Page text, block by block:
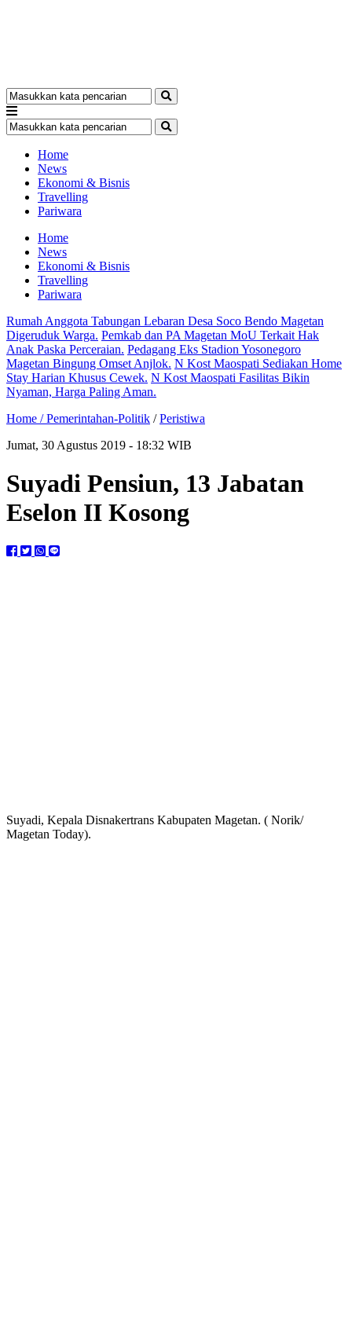
Home
News
Ekonomi & Bisnis
Travelling
Pariwara
Home
News
Ekonomi & Bisnis
Travelling
Pariwara
Rumah Anggota Tabungan Lebaran Desa Soco Bendo Magetan
Digeruduk Warga. Pemkab dan PA Magetan MoU Terkait Hak
Anak Paska Perceraian. Pedagang Eks Stadion Yosonegoro
Magetan Bingung Omset Anjlok. N Kost Maospati Sediakan Home
Stay Harian Khusus Cewek. N Kost Maospati Fasilitas Bikin
Nyaman, Harga Paling Aman.
Home /Pemerintahan-Politik /Peristiwa
Jumat, 30 Agustus 2019 - 18:32 WIB
Suyadi Pensiun, 13 Jabatan
Eselon II Kosong
Suyadi, Kepala Disnakertrans Kabupaten Magetan. ( Norik/
Magetan Today).